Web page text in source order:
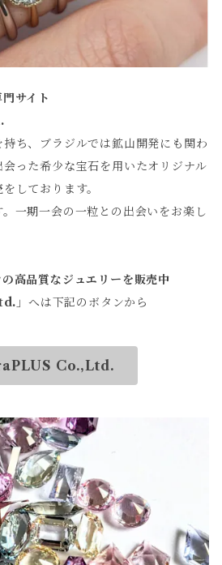
サイト
ち、ブラジルでは鉱山開発にも関わ
会った希少な宝石を用いたオリジナル
しております。
一期一会の一粒との出会いをお楽し
高品質なジュエリーを販売中
」へは下記のボタンから
Co.,Ltd.